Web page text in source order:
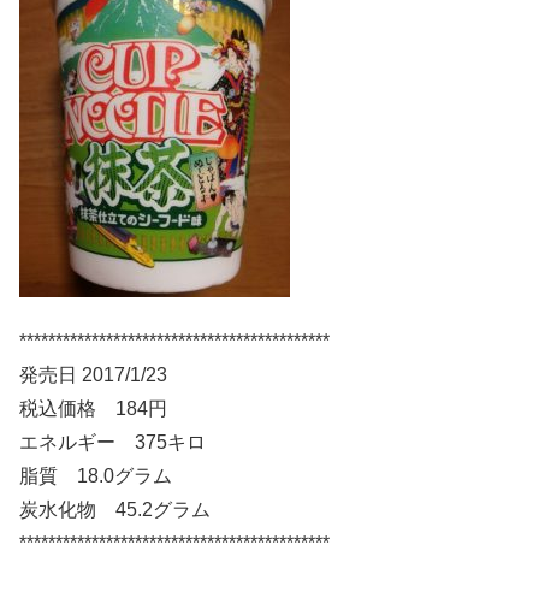
*******************************************
発売日 2017/1/23
税込価格 184円
エネルギー 375キロ
脂質 18.0グラム
炭水化物 45.2グラム
*******************************************